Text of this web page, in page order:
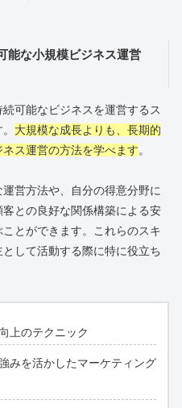
能な小規模ビジネス運営
可能なビジネスを運営するス
大規模な成長よりも、長期的
ス運営の方法を学べます。
営方法や、自分の得意分野に
との良好な関係構築による安
とができます。これらのスキ
して活動する際に特に役立ち
上のテクニック
みを活かしたマーケティング